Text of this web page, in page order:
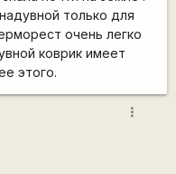
только для
очень легко
коврик имеет
этого.
more_vert